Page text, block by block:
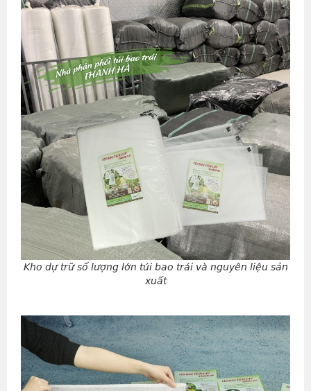
Kho dự trữ số lượng lớn túi bao trái và nguyên liệu sản
xuất